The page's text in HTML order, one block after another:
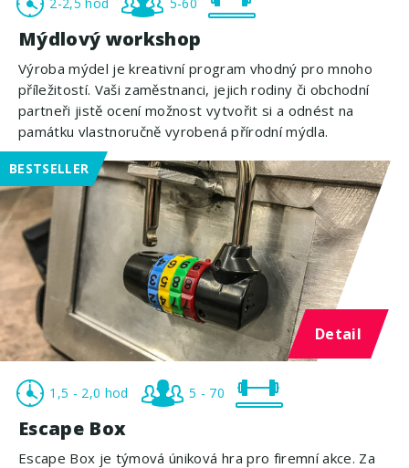
Mýdlový workshop
Výroba mýdel je kreativní program vhodný pro mnoho
příležitostí. Vaši zaměstnanci, jejich rodiny či obchodní
partneři jistě ocení možnost vytvořit si a odnést na
památku vlastnoručně vyrobená přírodní mýdla.
BESTSELLER
Detail
1,5 - 2,0 hod 5 - 70
Escape Box
Escape Box je týmová úniková hra pro firemní akce. Za